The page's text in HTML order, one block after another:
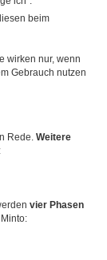
beim
wirken nur, wenn
Gebrauch nutzen
Rede. Weitere
vier Phasen